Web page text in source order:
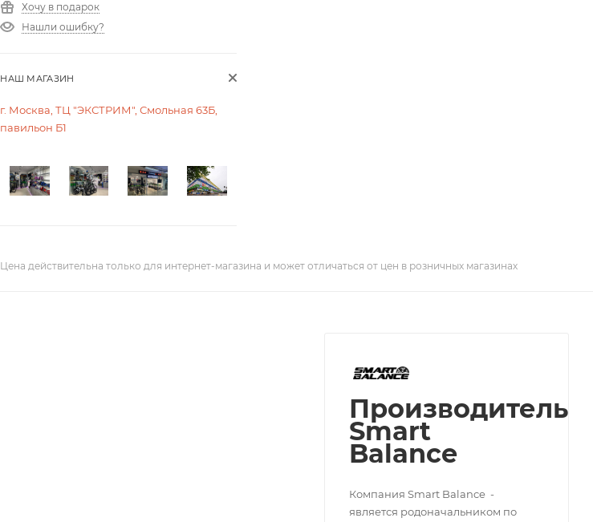
Хочу в подарок
Нашли ошибку?
НАШ МАГАЗИН
г. Москва, ТЦ "ЭКСТРИМ", Смольная 63Б,
павильон Б1
Цена действительна только для интернет-магазина и может отличаться от цен в розничных магазинах
Производитель
Smart
Balance
Компания Smart Balance -
является родоначальником по